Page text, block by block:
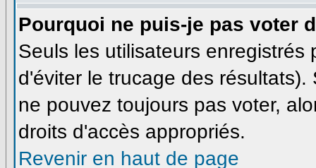
Pourquoi ne puis-je pas voter
Seuls les utilisateurs
d'éviter le trucage des
ne pouvez toujours pas voter,
droits d'accès appropriés.
Revenir en haut de page